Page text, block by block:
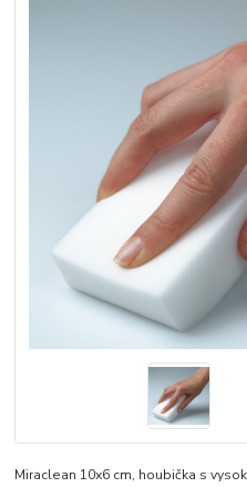
Miraclean 10x6 cm, houbička s